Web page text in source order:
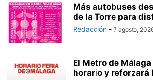
Más autobuses
de la Torre para
Redacción - 7 agosto,
El Metro de
horario y reforzará